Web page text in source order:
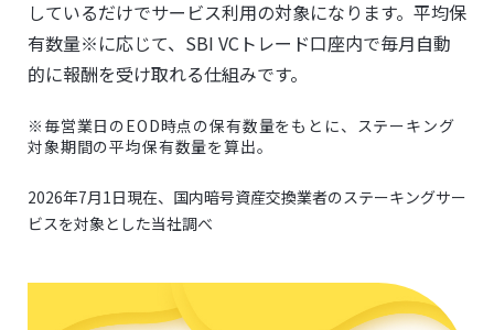
しているだけでサービス利用の対象になります。平均保
有数量※に応じて、SBI VCトレード口座内で毎月自動
的に報酬を受け取れる仕組みです。
※毎営業日のEOD時点の保有数量をもとに、ステーキング
対象期間の平均保有数量を算出。
2026年7月1日現在、国内暗号資産交換業者のステーキングサー
ビスを対象とした当社調べ